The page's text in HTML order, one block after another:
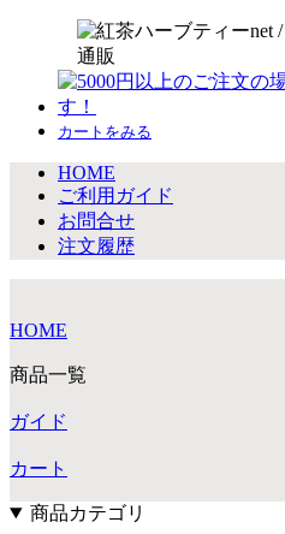
カートをみる
HOME
ご利用ガイド
お問合せ
注文履歴
HOME
商品一覧
ガイド
カート
商品カテゴリ